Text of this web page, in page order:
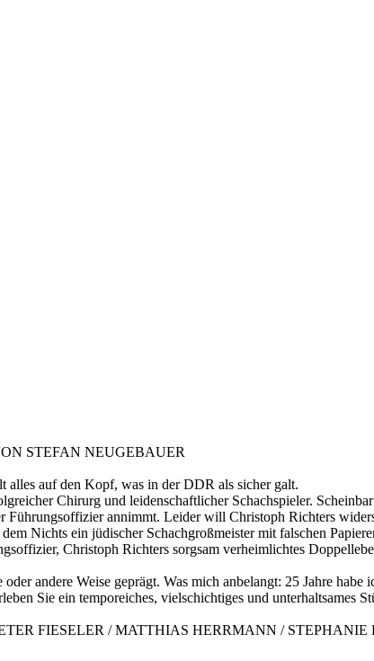
STEFAN NEUGEBAUER
alles auf den Kopf, was in der DDR als sicher galt.
Chirurg und leidenschaftlicher Schachspieler.
Führungsoffizier annimmt. Leider will Christoph Richters
Nichts ein jüdischer Schachgroßmeister mit falschen
Christoph Richters sorgsam verheimlichtes
andere Weise geprägt. Was mich anbelangt: 25 Jahre
Sie ein temporeiches, vielschichtiges und unterhaltsames
FIESELER / MATTHIAS HERRMANN /